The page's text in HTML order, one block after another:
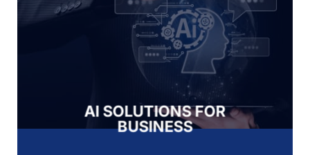
AI SOLUTIONS FOR
BUSINESS